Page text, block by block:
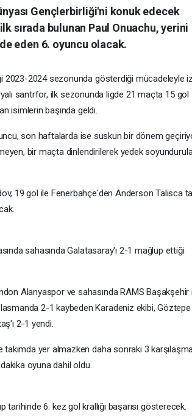
Gençlerbirliği'ni konuk edecek
sırada bulunan Paul Onuachu, yerini
eden 6. oyuncu olacak.
2023-2024 sezonunda gösterdiği mücadeleyle iz
santrfor, ilk sezonunda ligde 21 maçta 15 gol
isimlerin başında geldi.
son haftalarda ise suskun bir dönem
bir maçta dinlendirilerek yedek
19 gol ile Fenerbahçe'den Anderson Talisca
sahasında Galatasaray'ı 2-1 mağlup ettiği
Alanyaspor ve sahasında RAMS Başakşehir
2-1 kaybeden Karadeniz ekibi, Göztepe
2-1 yendi.
takımda yer almazken daha sonraki 3
oyuna dahil oldu.
tarihinde 6. kez gol krallığı başarısı gösterecek.